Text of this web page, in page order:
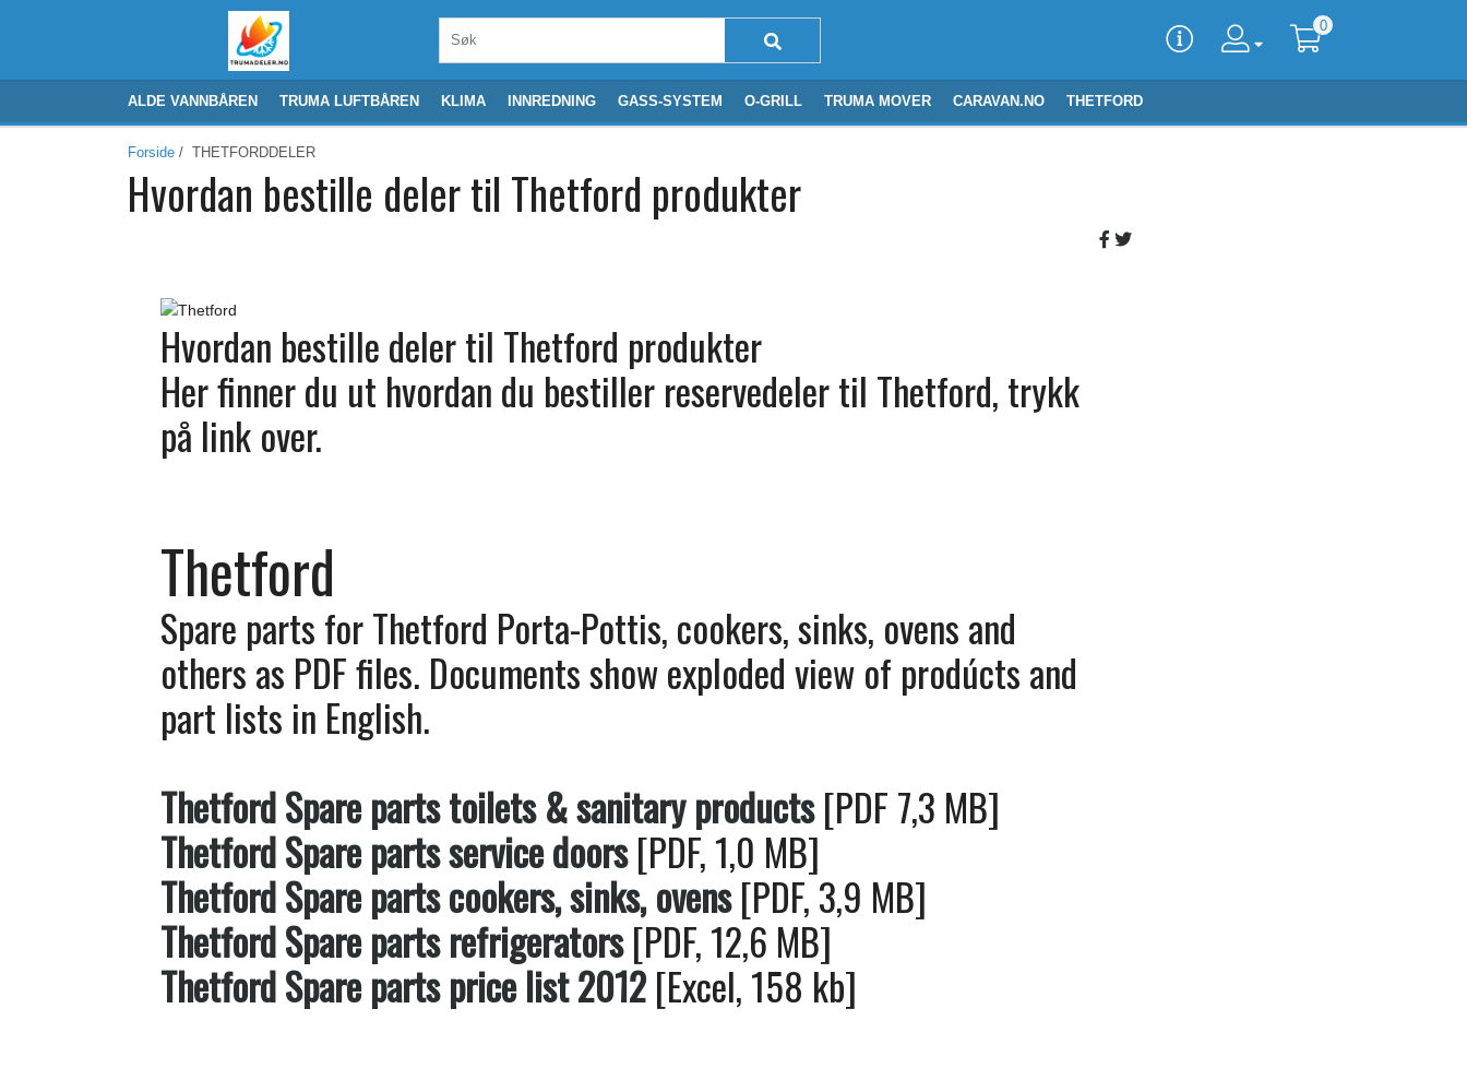
0
ALDE VANNBÅREN TRUMA LUFTBÅREN KLIMA INNREDNING GASS-SYSTEM O-GRILL TRUMA MOVER CARAVAN.NO THETFORD
Forside / THETFORDDELER
Hvordan bestille deler til Thetford produkter
Hvordan bestille deler til Thetford produkter
Her finner du ut hvordan du bestiller reservedeler til Thetford, trykk
på link over.
Thetford
Spare parts for Thetford Porta-Pottis, cookers, sinks, ovens and
others as PDF files. Documents show exploded view of prodúcts and
part lists in English.
Thetford Spare parts toilets & sanitary products[PDF 7,3 MB]
Thetford Spare parts service doors[PDF, 1,0 MB]
Thetford Spare parts cookers, sinks, ovens[PDF, 3,9 MB]
Thetford Spare parts refrigerators[PDF, 12,6 MB]
Thetford Spare parts price list 2012[Excel, 158 kb]